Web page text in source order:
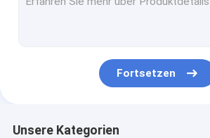
Fortsetzen
Unsere Kategorien